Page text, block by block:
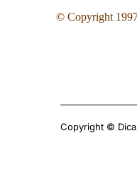
© Copyright
Copyright ©